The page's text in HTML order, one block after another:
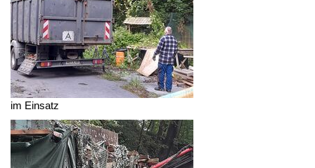
im Einsatz